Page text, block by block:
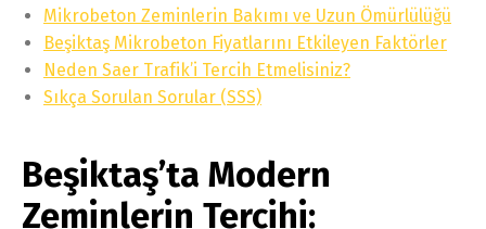
Mikrobeton Zeminlerin Bakımı ve Uzun Ömürlülüğü
Beşiktaş Mikrobeton Fiyatlarını Etkileyen Faktörler
Neden Saer Trafik’i Tercih Etmelisiniz?
Sıkça Sorulan Sorular (SSS)
Beşiktaş’ta Modern
Zeminlerin Tercihi: